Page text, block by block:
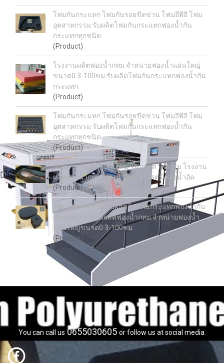
โฟมกันกระแทก โฟมกันรอยขีดข่วน โฟมอีพีอี โฟม
อุตสาหกรรม รับผลิตโฟมกันกระแทกฟองน้ำกัน
กระแทกทุกชนิด
(Product)
โรงงานผลิตฟองน้ำกทม.จำหน่ายฟองน้ำแผ่นใหญ่
ขนาด0.3-100ซม.รับผลิตโฟมกันกระแทกฟองน้ำกัน
กระแทก
(Product)
โฟมกันกระแทก โฟมกันรอยขีดข่วน โฟมอีพีอี โฟม
อุตสาหกรรม รับผลิตโฟมกันกระแทกฟองน้ำกัน
กระแทกทุกชนิด
(Product)
จำหน่ายฟองน้ำ แผ่นโฟม โฟมอุตสาหกรรม โรงงาน
ผลิตฟองน้ำกทม. ฟองน้ำวิทยาศาสตร์ ฟองน้ำอัด
(Product)
โฟมอุตสาหกรรม รับผลิตโฟมกันกระแทกฟองน้ำกัน
กระแทก โรงงานผลิตฟองน้ำกทม.จำหน่ายฟองน้ำ
แผ่นใหญ่ขนาด0.3-100ซม.
(Product)
You can call us 0655030605 or follow us at social media.